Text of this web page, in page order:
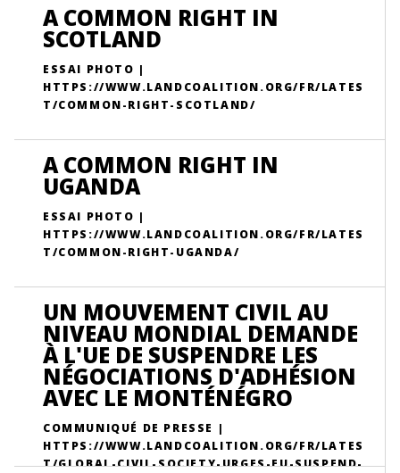
A COMMON RIGHT IN
SCOTLAND
ESSAI PHOTO |
HTTPS://WWW.LANDCOALITION.ORG/FR/LATES
T/COMMON-RIGHT-SCOTLAND/
A COMMON RIGHT IN
UGANDA
ESSAI PHOTO |
HTTPS://WWW.LANDCOALITION.ORG/FR/LATES
T/COMMON-RIGHT-UGANDA/
UN MOUVEMENT CIVIL AU
NIVEAU MONDIAL DEMANDE
À L'UE DE SUSPENDRE LES
NÉGOCIATIONS D'ADHÉSION
AVEC LE MONTÉNÉGRO
COMMUNIQUÉ DE PRESSE |
HTTPS://WWW.LANDCOALITION.ORG/FR/LATES
T/GLOBAL-CIVIL-SOCIETY-URGES-EU-SUSPEND-